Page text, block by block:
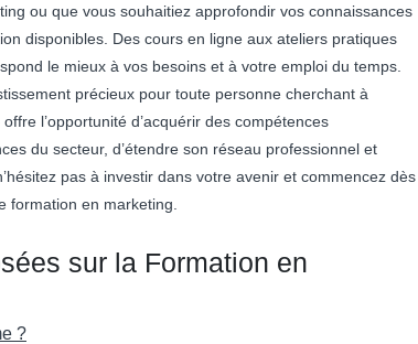
ou que vous souhaitiez approfondir vos connaissances
disponibles. Des cours en ligne aux ateliers pratiques
le mieux à vos besoins et à votre emploi du temps.
précieux pour toute personne cherchant à
l’opportunité d’acquérir des compétences
du secteur, d’étendre son réseau professionnel et
pas à investir dans votre avenir et commencez dès
formation en marketing.
sur la Formation en
?